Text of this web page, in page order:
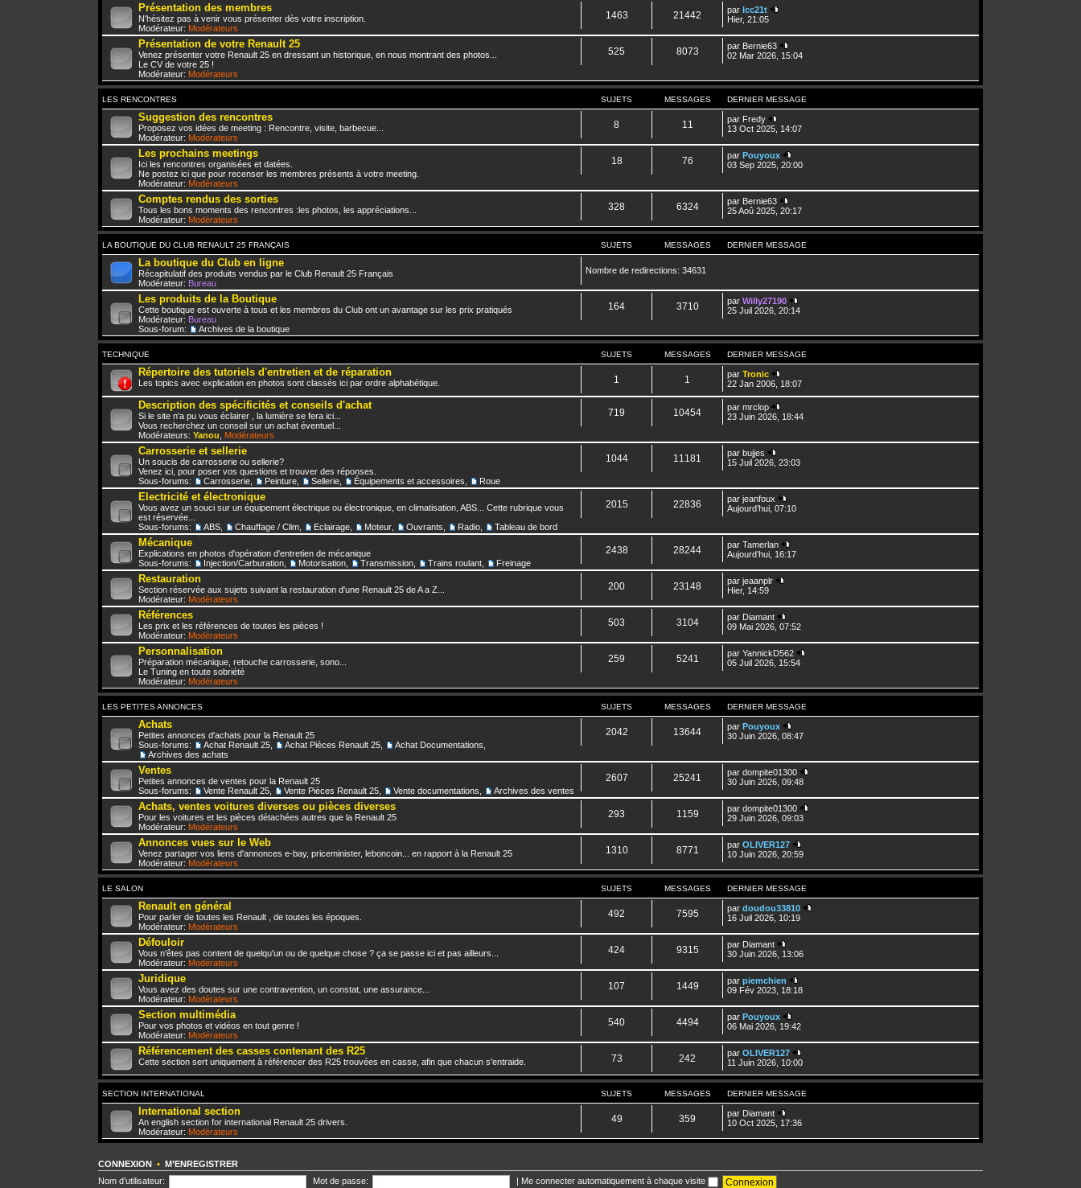
Présentation des membres
N'hésitez pas à venir vous présenter dès votre inscription.
Modérateur: Modérateurs
1463 21442 parlcc21t
Hier, 21:05
Présentation de votre Renault 25
Venez présenter votre Renault 25 en dressant un historique, en nous montrant des photos...
Le CV de votre 25 !
Modérateur: Modérateurs
525 8073 par Bernie63
02 Mar 2026, 15:04
LES RENCONTRES SUJETS MESSAGES DERNIER MESSAGE
Suggestion des rencontres
Proposez vos idées de meeting : Rencontre, visite, barbecue...
Modérateur: Modérateurs
8 11 par Fredy
13 Oct 2025, 14:07
Les prochains meetings
Ici les rencontres organisées et datées.
Ne postez ici que pour recenser les membres présents à votre meeting.
Modérateur: Modérateurs
18 76 parPouyoux
03 Sep 2025, 20:00
Comptes rendus des sorties
Tous les bons moments des rencontres :les photos, les appréciations...
Modérateur: Modérateurs
328 6324 par Bernie63
25 Aoû 2025, 20:17
LA BOUTIQUE DU CLUB RENAULT 25 FRANÇAIS SUJETS MESSAGES DERNIER MESSAGE
La boutique du Club en ligne
Récapitulatif des produits vendus par le Club Renault 25 Français
Modérateur: Bureau
Nombre de redirections: 34631
Les produits de la Boutique
Cette boutique est ouverte à tous et les membres du Club ont un avantage sur les prix pratiqués
Modérateur: Bureau
Sous-forum:
Archives de la boutique
164 3710 parWilly27190
25 Juil 2026, 20:14
TECHNIQUE SUJETS MESSAGES DERNIER MESSAGE
Répertoire des tutoriels d'entretien et de réparation
Les topics avec explication en photos sont classés ici par ordre alphabétique. 1 1 parTronic
22 Jan 2006, 18:07
Description des spécificités et conseils d'achat
Si le site n'a pu vous éclairer , la lumière se fera ici...
Vous recherchez un conseil sur un achat éventuel...
Modérateurs: Yanou Modérateurs
719 10454 parmrclop
23 Juin 2026, 18:44
Carrosserie et sellerie
Un soucis de carrosserie ou sellerie?
Venez ici, pour poser vos questions et trouver des réponses.
Sous-forums:
Carrosserie Peinture Sellerie Équipements et accessoires Roue
1044 11181 parbujjes
15 Juil 2026, 23:03
Electricité et électronique
Vous avez un souci sur un équipement électrique ou électronique, en climatisation, ABS... Cette rubrique vous
est réservée...
Sous-forums:
ABS Chauffage / Clim Eclairage Moteur Ouvrants Radio Tableau de bord
2015 22836 parjeanfoux
Aujourd’hui, 07:10
Mécanique
Explications en photos d'opération d'entretien de mécanique
Sous-forums:
Injection/Carburation Motorisation Transmission Trains roulant Freinage
2438 28244 parTamerlan
Aujourd’hui, 16:17
Restauration
Section réservée aux sujets suivant la restauration d'une Renault 25 de A a Z...
Modérateur: Modérateurs
200 23148 parjeaanplr
Hier, 14:59
Références
Les prix et les références de toutes les pièces !
Modérateur: Modérateurs
503 3104 par Diamant
09 Mai 2026, 07:52
Personnalisation
Préparation mécanique, retouche carrosserie, sono...
Le Tuning en toute sobriété
Modérateur: Modérateurs
259 5241 parYannickD562
05 Juil 2026, 15:54
LES PETITES ANNONCES SUJETS MESSAGES DERNIER MESSAGE
Achats
Petites annonces d'achats pour la Renault 25
Sous-forums:
Achat Renault 25 Achat Pièces Renault 25 Achat Documentations
Archives des achats
2042 13644 parPouyoux
30 Juin 2026, 08:47
Ventes
Petites annonces de ventes pour la Renault 25
Sous-forums:
Vente Renault 25 Vente Pièces Renault 25 Vente documentations Archives des ventes
2607 25241 pardompite01300
30 Juin 2026, 09:48
Achats, ventes voitures diverses ou pièces diverses
Pour les voitures et les pièces détachées autres que la Renault 25
Modérateur: Modérateurs
293 1159 pardompite01300
29 Juin 2026, 09:03
Annonces vues sur le Web
Venez partager vos liens d'annonces e-bay, priceminister, leboncoin... en rapport à la Renault 25
Modérateur: Modérateurs
1310 8771 parOLIVER127
10 Juin 2026, 20:59
LE SALON SUJETS MESSAGES DERNIER MESSAGE
Renault en général
Pour parler de toutes les Renault , de toutes les époques.
Modérateur: Modérateurs
492 7595 pardoudou33810
16 Juil 2026, 10:19
Défouloir
Vous n'êtes pas content de quelqu'un ou de quelque chose ? ça se passe ici et pas ailleurs...
Modérateur: Modérateurs
424 9315 par Diamant
30 Juin 2026, 13:06
Juridique
Vous avez des doutes sur une contravention, un constat, une assurance...
Modérateur: Modérateurs
107 1449 parpiemchien
09 Fév 2023, 18:18
Section multimédia
Pour vos photos et vidéos en tout genre !
Modérateur: Modérateurs
540 4494 parPouyoux
06 Mai 2026, 19:42
Référencement des casses contenant des R25
Cette section sert uniquement à référencer des R25 trouvées en casse, afin que chacun s'entraide. 73 242 parOLIVER127
11 Juin 2026, 10:00
SECTION INTERNATIONAL SUJETS MESSAGES DERNIER MESSAGE
International section
An english section for international Renault 25 drivers.
Modérateur: Modérateurs
49 359 par Diamant
10 Oct 2025, 17:36
CONNEXION • M’ENREGISTRER
Nom d’utilisateur:
Mot de passe: Me connecter automatiquement à chaque visite